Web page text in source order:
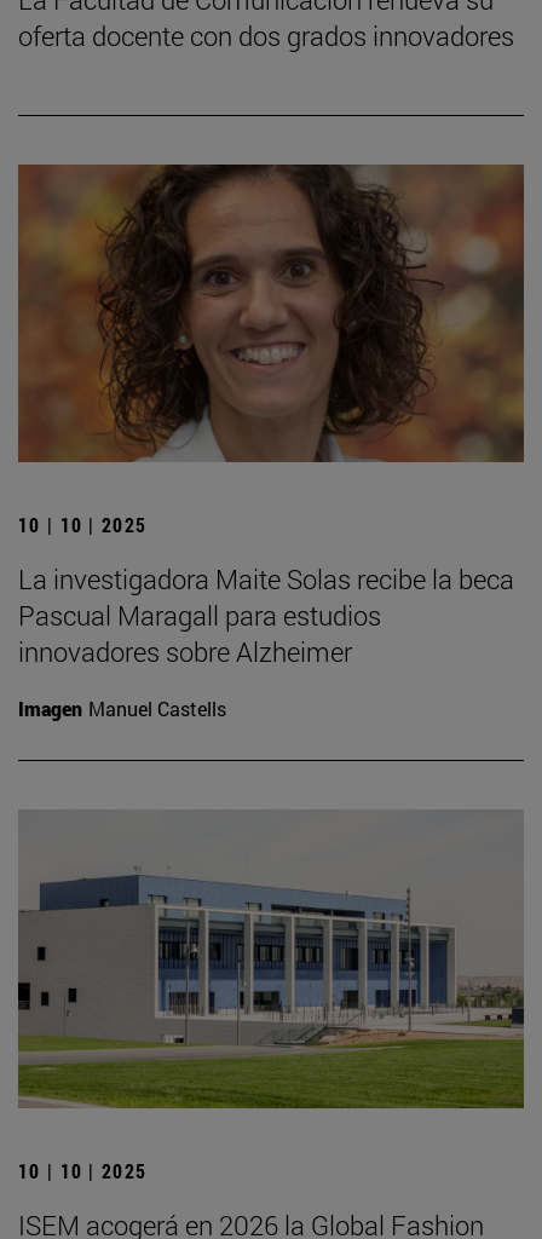
oferta docente con dos grados innovadores
10 | 10 | 2025
La investigadora Maite Solas recibe la beca
Pascual Maragall para estudios
innovadores sobre Alzheimer
Imagen Manuel Castells
10 | 10 | 2025
ISEM acogerá en 2026 la Global Fashion